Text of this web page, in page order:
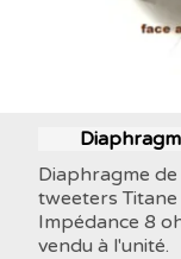
Diaphragme
tweeters
Impédance 8
vendu à l'unité.